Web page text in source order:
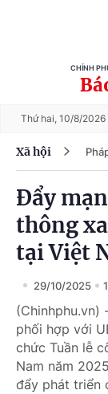
CHÍNH
Thứ hai, 10/8/2026
Xã hội
Đẩy
thông
tại Việt
29/10/2025
(Chinhphu.vn)
phối hợp với
chức Tuần lễ
Nam năm
đẩy phát triển